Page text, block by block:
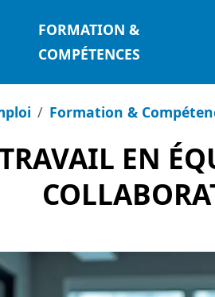
FORMATION &
COMPÉTENCES
Formation &
EN